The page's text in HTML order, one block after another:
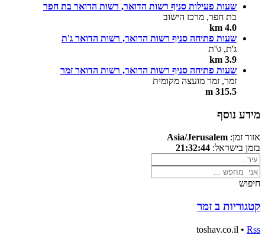
שעות פעילות סניף רשות הדואר, רשות הדואר בת חפר
בת חפר, מרכז הישוב
4.0 km
שעות פתיחה סניף רשות הדואר, רשות הדואר ג'ת
ג'ת, ג\'ת
3.9 km
שעות פתיחה סניף רשות הדואר, רשות הדואר זמר
זמר, זמר מועצה מקומית
315.5 m
מידע נוסף
אזור זמן: Asia/Jerusalem
בזמן בישראל: 21:32:44
חיפוש
קטגוריות ב זמר
toshav.co.il • Rss